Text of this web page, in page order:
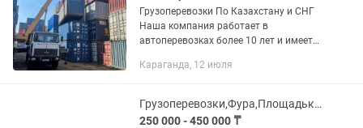
Грузоперевозки По Казахстану и СНГ
Наша компания работает в
автоперевозках более 10 лет и имеет
Предоставляем все виды документов.
Караганда, 12 июля
Грузоперевозки,Фура,Площадька,Трал,Рефрижератор,Камаз
250 000 - 450 000 ₸